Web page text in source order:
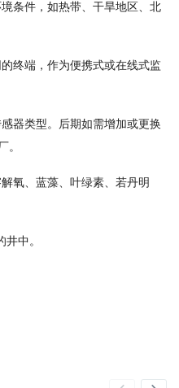
条件，如热带、干旱地区、北
终端，作为便携式或在线式监
器类型。后期如需增加或更换
。
氧、蓝藻、叶绿素、若丹明
井中。